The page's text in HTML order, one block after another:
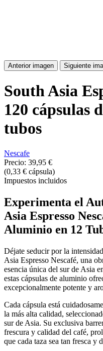
Anterior imagen Siguiente
South Asia
120 cápsulas
tubos
Nescafe
Precio: 39,95 €
(0,33 € cápsula)
Impuestos incluidos
Experimenta el
Asia Espresso
Aluminio en 12
Déjate seducir por la
Asia Espresso Nescafé, una
esencia única del sur de Asia
estas cápsulas de aluminio
excepcionalmente potente y
Cada cápsula está
la más alta calidad,
sur de Asia. Su exclusiva
frescura y calidad del café,
que cada taza sea tan fresca y